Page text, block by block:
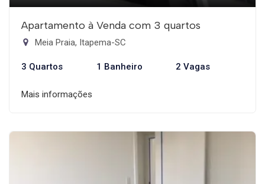
Apartamento à Venda com 3 quartos
Meia Praia, Itapema-SC
3 Quartos 1 Banheiro 2 Vagas
Mais informações